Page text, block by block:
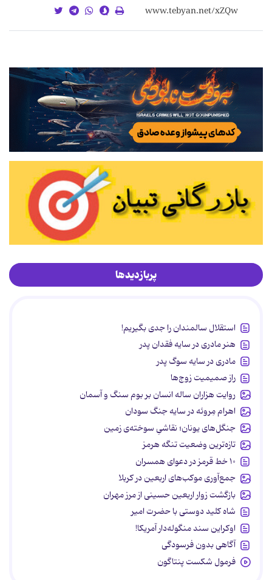
پربازدیدها
استقلال سالمندان را جدی بگیریم!
هنر مادری در سایه‌ فقدان پدر
مادری در سایه سوگ پدر
راز صمیمیت زوج‌ها
روایت هزاران ساله انسان بر بوم سنگ و آسمان
اهرام مِروئه در سایه جنگ سودان
جنگل‌های یونان؛ نقاشیِ سوخته‌ی زمین
تازه‌ترین وضعیت تنگه هرمز
۱۰ خط قرمز در دعوای همسران
جمع‌آوری موکب‌های اربعین در کربلا
بازگشت زوار اربعین حسینی از مرز مهران
شاه کلید دوستی با حضرت امیر
اوکراین سند منگوله‌دار آمریکا!
آگاهی بدون فرسودگی
فرمول شکست پنتاگون